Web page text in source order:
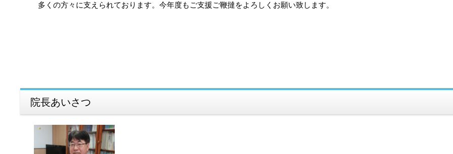
多くの方々に支えられております。今年度もご支援ご鞭撻をよろしくお願い致します。
院長あいさつ